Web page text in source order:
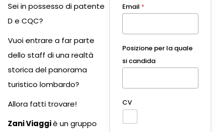
Sei in possesso di patente
D e CQC?
Vuoi entrare a far parte
dello staff di una realtà
storica del panorama
turistico lombardo?
Allora fatti trovare!
Zani Viaggiè un gruppo
Email *
Posizione per la quale
si candida
CV